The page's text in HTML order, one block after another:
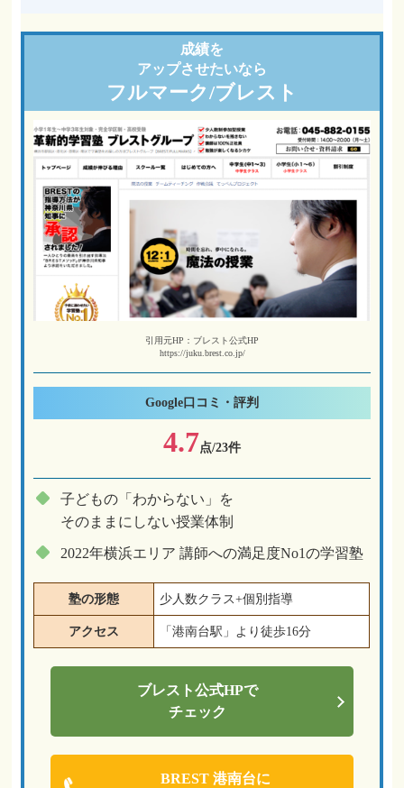
成績を
アップさせたいなら
フルマーク/ブレスト
引用元HP：ブレスト公式HP
https://juku.brest.co.jp/
Google 口コミ・評判
4.7点/23件
子どもの「わからない」を
そのままにしない授業体制
2022年横浜エリア 講師への満足度No1の学習塾
塾の形態 少人数クラス+個別指導
アクセス 「港南台駅」より徒歩16分
ブレスト公式HPで
チェック
BREST 港南台に